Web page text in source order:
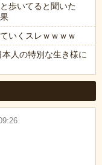
歩いてると聞いた
いくスレｗｗｗｗ
人の特別な生き様に